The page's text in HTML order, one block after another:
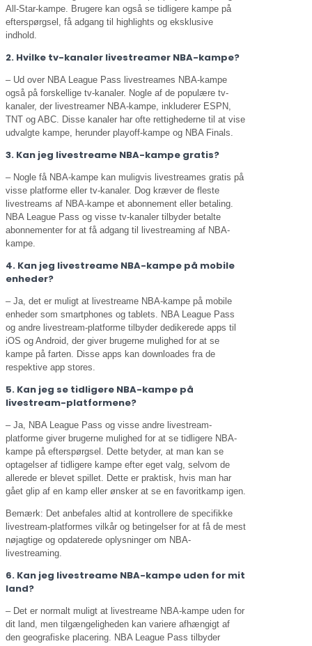
All-Star-kampe. Brugere kan også se tidligere kampe på
efterspørgsel, få adgang til highlights og eksklusive
indhold.
2. Hvilke tv-kanaler livestreamer NBA-kampe?
– Ud over NBA League Pass livestreames NBA-kampe
også på forskellige tv-kanaler. Nogle af de populære tv-
kanaler, der livestreamer NBA-kampe, inkluderer ESPN,
TNT og ABC. Disse kanaler har ofte rettighederne til at vise
udvalgte kampe, herunder playoff-kampe og NBA Finals.
3. Kan jeg livestreame NBA-kampe gratis?
– Nogle få NBA-kampe kan muligvis livestreames gratis på
visse platforme eller tv-kanaler. Dog kræver de fleste
livestreams af NBA-kampe et abonnement eller betaling.
NBA League Pass og visse tv-kanaler tilbyder betalte
abonnementer for at få adgang til livestreaming af NBA-
kampe.
4. Kan jeg livestreame NBA-kampe på mobile
enheder?
– Ja, det er muligt at livestreame NBA-kampe på mobile
enheder som smartphones og tablets. NBA League Pass
og andre livestream-platforme tilbyder dedikerede apps til
iOS og Android, der giver brugerne mulighed for at se
kampe på farten. Disse apps kan downloades fra de
respektive app stores.
5. Kan jeg se tidligere NBA-kampe på
livestream-platformene?
– Ja, NBA League Pass og visse andre livestream-
platforme giver brugerne mulighed for at se tidligere NBA-
kampe på efterspørgsel. Dette betyder, at man kan se
optagelser af tidligere kampe efter eget valg, selvom de
allerede er blevet spillet. Dette er praktisk, hvis man har
gået glip af en kamp eller ønsker at se en favoritkamp igen.
Bemærk: Det anbefales altid at kontrollere de specifikke
livestream-platformes vilkår og betingelser for at få de mest
nøjagtige og opdaterede oplysninger om NBA-
livestreaming.
6. Kan jeg livestreame NBA-kampe uden for mit
land?
– Det er normalt muligt at livestreame NBA-kampe uden for
dit land, men tilgængeligheden kan variere afhængigt af
den geografiske placering. NBA League Pass tilbyder